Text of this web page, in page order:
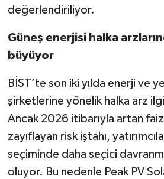
değerlendiriliyor.
Güneş enerjisi halka
büyüyor
BİST’te son iki yılda enerji ve
şirketlerine yönelik halka arz
Ancak 2026 itibarıyla artan
zayıflayan risk iştahı,
seçiminde daha seçici
oluyor. Bu nedenle Peak PV